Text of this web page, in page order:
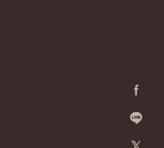
加入好